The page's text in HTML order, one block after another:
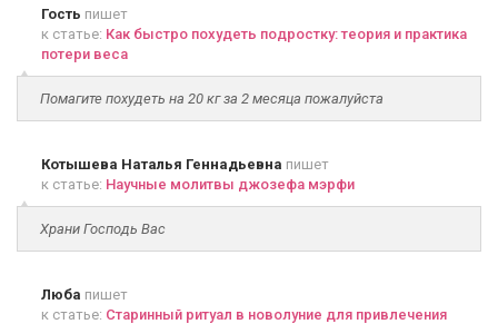
Гость пишет
к статье: Как быстро похудеть подростку: теория и практика
потери веса
Помагите похудеть на 20 кг за 2 месяца пожалуйста
Котышева Наталья Геннадьевна пишет
к статье: Научные молитвы джозефа мэрфи
Храни Господь Вас
Люба пишет
к статье: Старинный ритуал в новолуние для привлечения